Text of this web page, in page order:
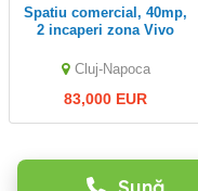
Spatiu comercial, 40mp,
2 incaperi zona Vivo
Cluj-Napoca
83,000 EUR